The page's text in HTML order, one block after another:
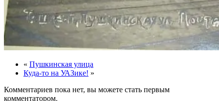
« Пушкинская улица
Куда-то на УАЗике! »
Комментариев пока нет, вы можете стать первым
комментатором.